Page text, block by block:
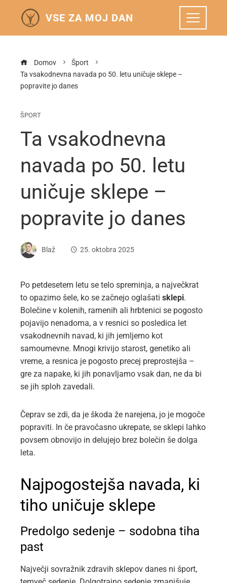
VSE ZA MOJ DAN
Domov
Šport
Ta vsakodnevna navada po 50. letu uničuje sklepe –
popravite jo danes
ŠPORT
Ta vsakodnevna
navada po 50. letu
uničuje sklepe –
popravite jo danes
Blaž 25. oktobra 2025
Po petdesetem letu se telo spreminja, a največkrat
to opazimo šele, ko se začnejo oglašati sklepi.
Bolečine v kolenih, ramenih ali hrbtenici se pogosto
pojavijo nenadoma, a v resnici so posledica let
vsakodnevnih navad, ki jih jemljemo kot
samoumevne. Mnogi krivijo starost, genetiko ali
vreme, a resnica je pogosto precej preprostejša –
gre za napake, ki jih ponavljamo vsak dan, ne da bi
se jih sploh zavedali.
Čeprav se zdi, da je škoda že narejena, jo je mogoče
popraviti. In če pravočasno ukrepate, se sklepi lahko
povsem obnovijo in delujejo brez bolečin še dolga
leta.
Najpogostejša navada, ki
tiho uničuje sklepe
Predolgo sedenje – sodobna tiha
past
Največji sovražnik zdravih sklepov danes ni šport,